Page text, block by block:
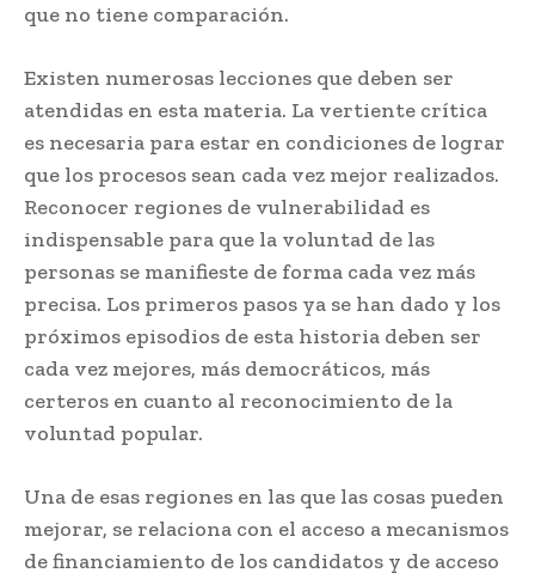
que no tiene comparación.
Existen numerosas lecciones que deben ser
atendidas en esta materia. La vertiente crítica
es necesaria para estar en condiciones de lograr
que los procesos sean cada vez mejor realizados.
Reconocer regiones de vulnerabilidad es
indispensable para que la voluntad de las
personas se manifieste de forma cada vez más
precisa. Los primeros pasos ya se han dado y los
próximos episodios de esta historia deben ser
cada vez mejores, más democráticos, más
certeros en cuanto al reconocimiento de la
voluntad popular.
Una de esas regiones en las que las cosas pueden
mejorar, se relaciona con el acceso a mecanismos
de financiamiento de los candidatos y de acceso